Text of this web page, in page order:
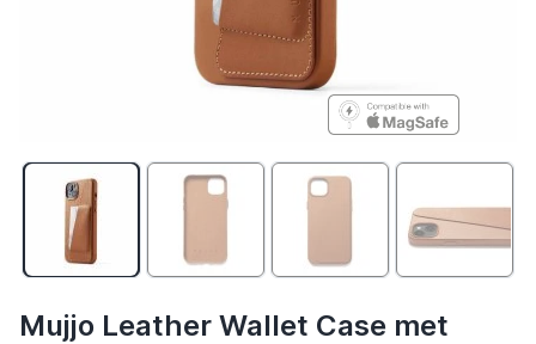
Mujjo Leather Wallet Case met